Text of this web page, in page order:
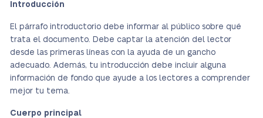
Introducción
El párrafo introductorio debe informar al público sobre qué
trata el documento. Debe captar la atención del lector
desde las primeras líneas con la ayuda de un gancho
adecuado. Además, tu introducción debe incluir alguna
información de fondo que ayude a los lectores a comprender
mejor tu tema.
Cuerpo principal